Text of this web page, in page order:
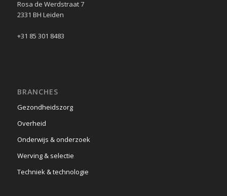
Rosa de Werdstraat 7
2331 BH Leiden
+31 85 301 8483
BRANCHES
Gezondheidszorg
Overheid
Onderwijs & onderzoek
Werving & selectie
Techniek & technologie